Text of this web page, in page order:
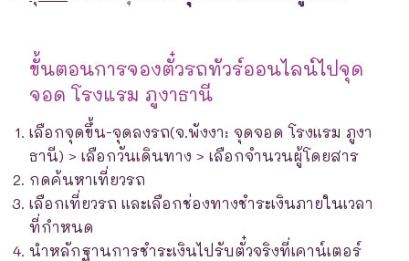
ขั้นตอนการจองตั๋วรถทัวร์ออนไลน์ไปจุด
จอด โรงแรม ภูงาธานี
เลือกจุดขึ้น-จุดลงรถ(จ.พังงา: จุดจอด โรงแรม ภูงา
ธานี) > เลือกวันเดินทาง > เลือกจำนวนผู้โดยสาร
กดค้นหาเที่ยวรถ
เลือกเที่ยวรถ และเลือกช่องทางชำระเงินภายในเวลา
ที่กำหนด
นำหลักฐานการชำระเงินไปรับตั๋วจริงที่เคาน์เตอร์